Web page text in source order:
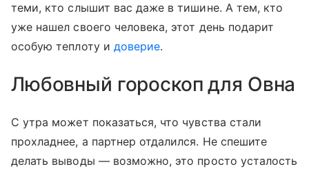
теми, кто слышит вас даже в тишине. А тем, кто
уже нашел своего человека, этот день подарит
особую теплоту и доверие.
Любовный гороскоп для Овна
С утра может показаться, что чувства стали
прохладнее, а партнер отдалился. Не спешите
делать выводы — возможно, это просто усталость